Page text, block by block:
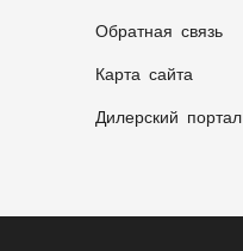
Обратная связь
Карта сайта
Дилерский портал